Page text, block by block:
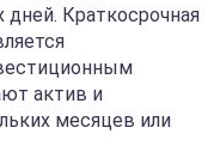
дней. Краткосрочная
актив и
месяцев или